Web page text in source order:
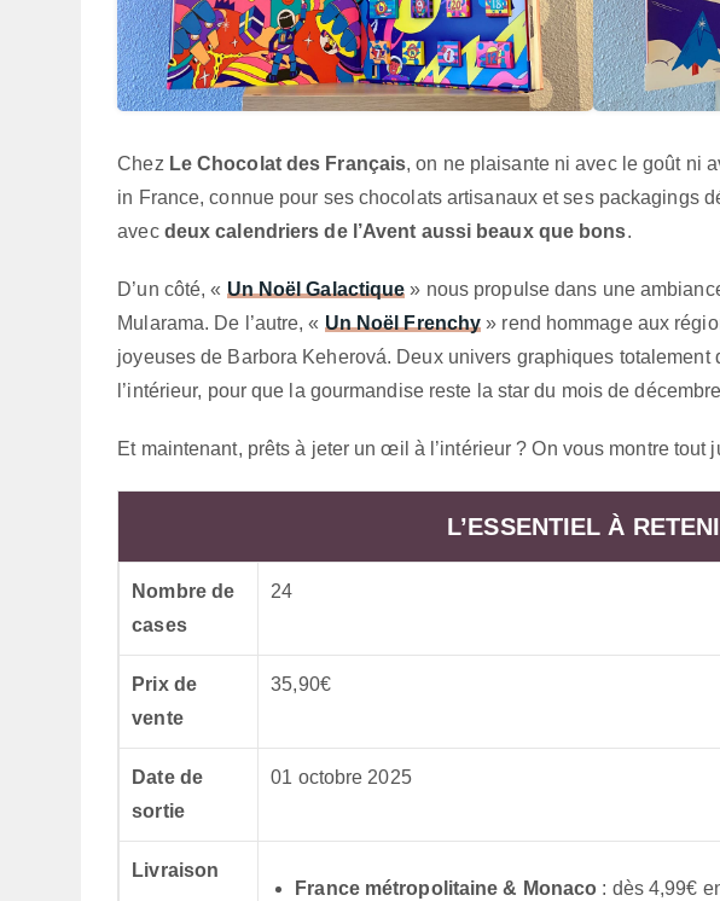
Chez Le Chocolat des Français, on ne plaisante ni avec le goût ni
in France, connue pour ses chocolats artisanaux et ses packagings
avec deux calendriers de l’Avent aussi beaux que bons.
D’un côté, « Un Noël Galactique » nous propulse dans une
Mularama. De l’autre, « Un Noël Frenchy » rend hommage aux
joyeuses de Barbora Keherová. Deux univers graphiques totalement
l’intérieur, pour que la gourmandise reste la star du mois de
Et maintenant, prêts à jeter un œil à l’intérieur ? On vous montre tout
L’ESSENTIEL À
Nombre de
cases
24
Prix de
vente
35,90€
Date de
sortie
01 octobre 2025
Livraison
France métropolitaine & Monaco : dès 4,99€